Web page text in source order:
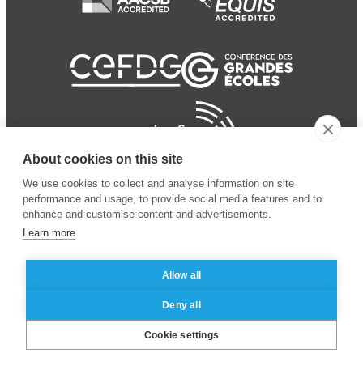
Business School
Mentions légales
des données personnelles
About cookies on this site
We use cookies to collect and analyse information on site
performance and usage, to provide social media features and to
enhance and customise content and advertisements.
Learn more
Allow all
Deny all
Cookie settings